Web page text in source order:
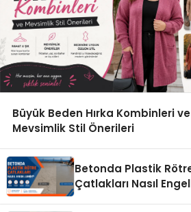
Büyük Beden Hırka Kombinleri ve
Mevsimlik Stil Önerileri
Betonda Plastik
Çatlakları Nasıl